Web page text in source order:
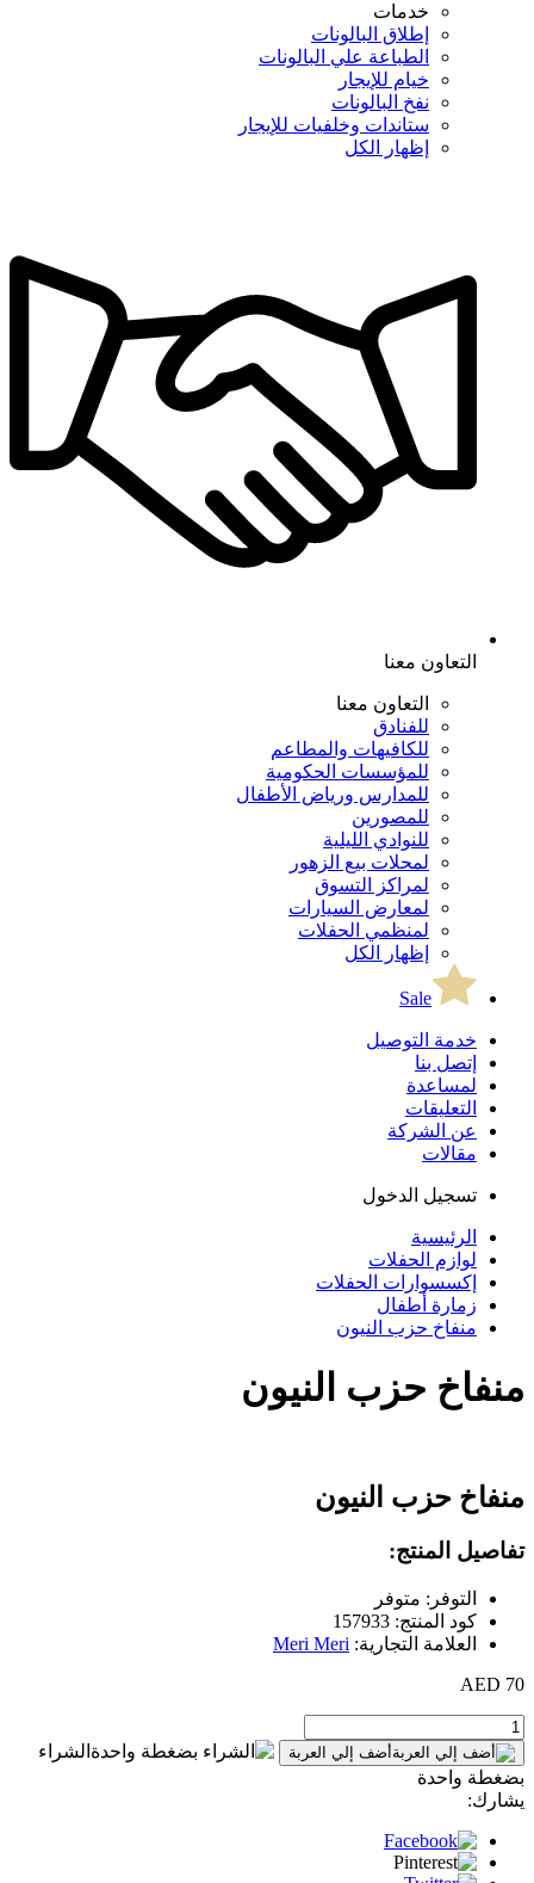
خدمات
إطلاق البالونات
الطباعة علي البالونات
خيام للإيجار
نفخ البالونات
ستاندات وخلفيات للإيجار
إظهار الكل
التعاون معنا
التعاون معنا
للفنادق
للكافيهات والمطاعم
للمؤسسات الحكومية
للمدارس ورياض الأطفال
للمصورين
للنوادي الليلية
لمحلات بيع الزهور
لمراكز التسوق
لمعارض السيارات
لمنظمي الحفلات
إظهار الكل
Sale
خدمة التوصيل
إتصل بنا
لمساعدة
التعليقات
عن الشركة
مقالات
تسجيل الدخول
الرئيسية
لوازم الحفلات
إكسسوارات الحفلات
زمارة أطفال
منفاخ حزب النيون
منفاخ حزب النيون
منفاخ حزب النيون
تفاصيل المنتج:
التوفر: متوفر
كود المنتج: 157933
العلامة التجارية: Meri Meri
70 AED
أضف إلي العربة
الشراء
بضغطة واحدة
يشارك: